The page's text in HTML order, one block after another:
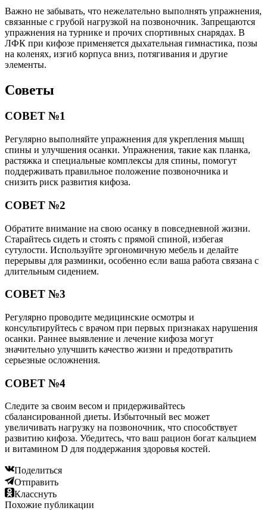
Важно не забывать, что нежелательно выполнять упражнения,
связанные с грубой нагрузкой на позвоночник. Запрещаются
упражнения на турнике и прочих спортивных снарядах. В
ЛФК при кифозе применяется дыхательная гимнастика, позы
на коленях, изгиб корпуса вниз, потягивания и другие
элементы.
Советы
СОВЕТ №1
Регулярно выполняйте упражнения для укрепления мышц
спины и улучшения осанки. Упражнения, такие как планка,
растяжка и специальные комплексы для спины, помогут
поддерживать правильное положение позвоночника и
снизить риск развития кифоза.
СОВЕТ №2
Обратите внимание на свою осанку в повседневной жизни.
Старайтесь сидеть и стоять с прямой спиной, избегая
сутулости. Используйте эргономичную мебель и делайте
перерывы для разминки, особенно если ваша работа связана с
длительным сидением.
СОВЕТ №3
Регулярно проводите медицинские осмотры и
консультируйтесь с врачом при первых признаках нарушения
осанки. Раннее выявление и лечение кифоза могут
значительно улучшить качество жизни и предотвратить
серьезные осложнения.
СОВЕТ №4
Следите за своим весом и придерживайтесь
сбалансированной диеты. Избыточный вес может
увеличивать нагрузку на позвоночник, что способствует
развитию кифоза. Убедитесь, что ваш рацион богат кальцием
и витамином D для поддержания здоровья костей.
Поделиться
Отправить
Класснуть
Похожие публикации